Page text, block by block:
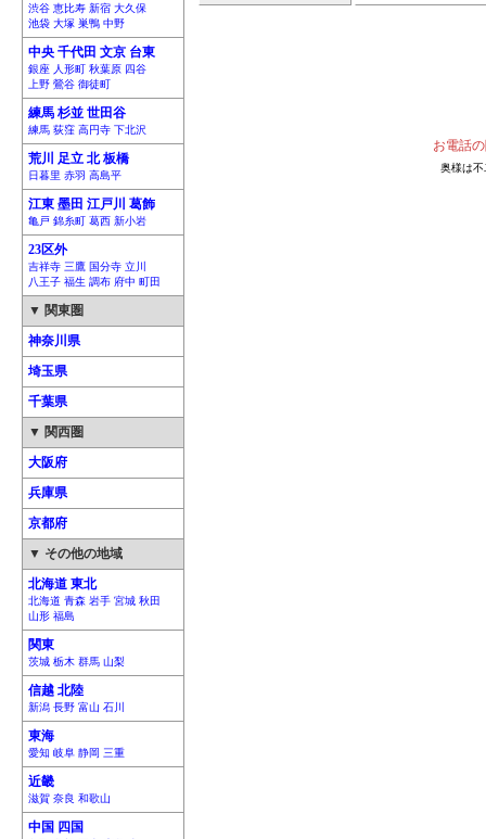
渋谷 恵比寿 新宿 大久保
池袋 大塚 巣鴨 中野
中央 千代田 文京 台東
銀座 人形町 秋葉原 四谷
上野 鶯谷 御徒町
練馬 杉並 世田谷
練馬 荻窪 高円寺 下北沢
荒川 足立 北 板橋
日暮里 赤羽 高島平
江東 墨田 江戸川 葛飾
亀戸 錦糸町 葛西 新小岩
23区外
吉祥寺 三鷹 国分寺 立川
八王子 福生 調布 府中 町田
▼ 関東圏
神奈川県
埼玉県
千葉県
▼ 関西圏
大阪府
兵庫県
京都府
▼ その他の地域
北海道 東北
北海道 青森 岩手 宮城 秋田
山形 福島
関東
茨城 栃木 群馬 山梨
信越 北陸
新潟 長野 富山 石川
東海
愛知 岐阜 静岡 三重
近畿
滋賀 奈良 和歌山
中国 四国
お電話
奥様は不